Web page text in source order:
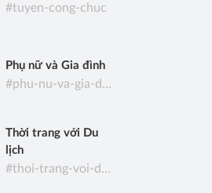
#tuyen-cong-chuc
Phụ nữ và Gia đình
#phu-nu-va-gia-dinh
Thời trang với Du
lịch
#thoi-trang-voi-du-lich